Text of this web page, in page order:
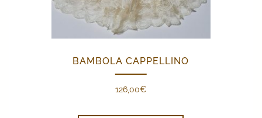
BAMBOLA CAPPELLINO
126,00€